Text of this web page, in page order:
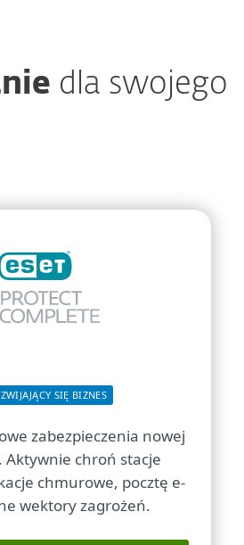
dla swojego
SIĘ BIZNES
zabezpieczenia nowej
Aktywnie chroń stacje
chmurowe, pocztę e-
wektory zagrożeń.